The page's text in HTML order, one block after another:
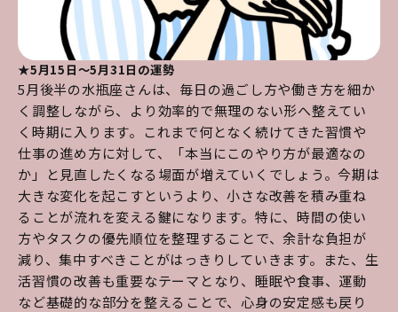
★5月15日～5月31日の運勢
5月後半の水瓶座さんは、毎日の過ごし方や働き方を細か
く調整しながら、より効率的で無理のない形へ整えてい
く時期に入ります。これまで何となく続けてきた習慣や
仕事の進め方に対して、「本当にこのやり方が最適なの
か」と見直したくなる場面が増えていくでしょう。今期は
大きな変化を起こすというより、小さな改善を積み重ね
ることが流れを変える鍵になります。特に、時間の使い
方やタスクの優先順位を整理することで、余計な負担が
減り、集中すべきことがはっきりしていきます。また、生
活習慣の改善も重要なテーマとなり、睡眠や食事、運動
など基礎的な部分を整えることで、心身の安定感も戻り